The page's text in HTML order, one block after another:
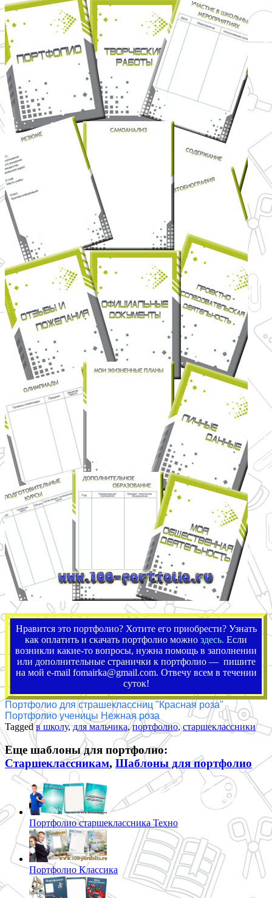
Нравится это портфолио? Хотите его приобрести? Узнать
как оплатить и скачать портфолио можно здесь. Если
возникли какие-то вопросы, нужна помощь в заполнении
или дополнительные странички к портфолио — пишите
на мой e-mail fomairka@gmail.com. Отвечу всем в течении
суток!
Портфолио для страшеклассниц "Красная роза"
Портфолио ученицы Нежная роза
Taggedв школу,для мальчика,портфолио,старшеклассники
Еще шаблоны для портфолио:
Старшеклассникам, Шаблоны для портфолио
Портфолио старшеклассника Техно
Портфолио Классика